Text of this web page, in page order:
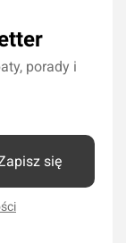
porady i
się